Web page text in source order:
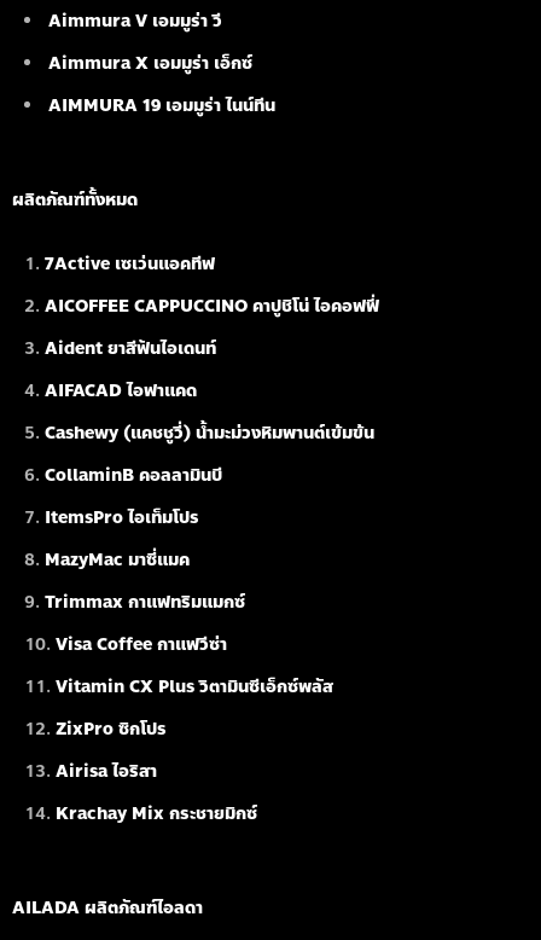
Aimmura V เอมมูร่า วี
Aimmura X เอมมูร่า เอ็กซ์
AIMMURA 19 เอมมูร่า ไนน์ทีน
ผลิตภัณฑ์ทั้งหมด
7Active เซเว่นแอคทีฟ
AICOFFEE CAPPUCCINO คาปูชิโน่ ไอคอฟฟี่
Aident ยาสีฟันไอเดนท์
AIFACAD ไอฟาแคด
Cashewy (แคชชูวี่) น้ำมะม่วงหิมพานต์เข้มข้น
CollaminB คอลลามินบี
ItemsPro ไอเท็มโปร
MazyMac มาซี่แมค
Trimmax กาแฟทริมแมกซ์
Visa Coffee กาแฟวีซ่า
Vitamin CX Plus วิตามินซีเอ็กซ์พลัส
ZixPro ซิกโปร
Airisa ไอริสา
Krachay Mix กระชายมิกซ์
AILADA ผลิตภัณฑ์ไอลดา